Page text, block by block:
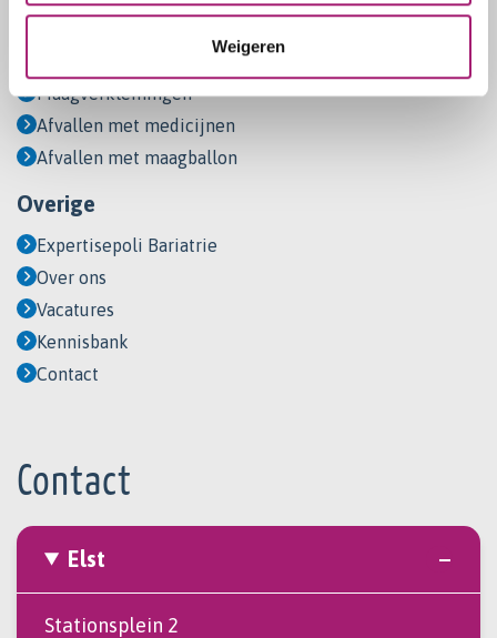
Weigeren
Soorten behandelingen
Maagverkleiningen
Afvallen met medicijnen
Afvallen met maagballon
Overige
Expertisepoli Bariatrie
Over ons
Vacatures
Kennisbank
Contact
Contact
Elst
Stationsplein 2